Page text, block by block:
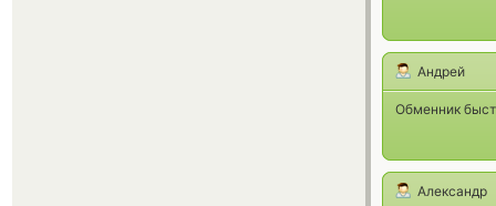
Андрей
Обменник
Александр